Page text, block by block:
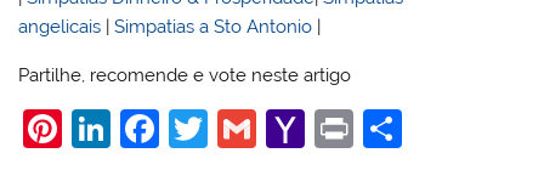
angelicais |Simpatias a Sto Antonio |
Partilhe, recomende e vote neste artigo
Pi Li F
T
G
Y
Pr